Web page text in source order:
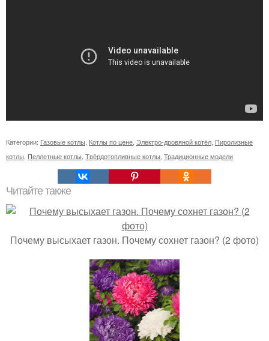
Категории: Газовые котлы Котлы по цене Электро-дровяной котёл Пиролизные
котлы Пеллетные котлы Твёрдотопливные котлы Традиционные модели
Читайте также
Почему высыхает газон. Почему сохнет газон? (2 фото)